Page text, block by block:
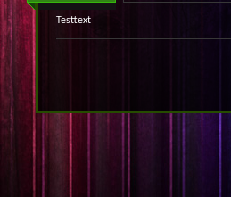
Testtext